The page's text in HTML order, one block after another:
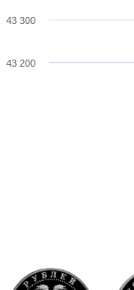
43 200
43 300